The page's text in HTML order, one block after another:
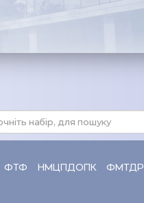
ФТФ НМЦПДОПК ФМТДР